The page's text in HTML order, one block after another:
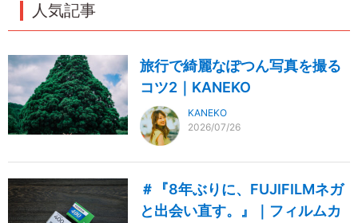
人気記事
旅行で綺麗なぽつん写真を撮る
コツ2｜KANEKO
KANEKO
2026/07/26
＃『8年ぶりに、FUJIFILMネガ
と出会い直す。』｜フィルムカ